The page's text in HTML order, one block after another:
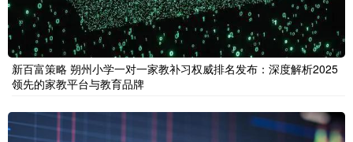
新百富策略 朔州小学一对一家教补习权威排名发布：深度解析2025
领先的家教平台与教育品牌